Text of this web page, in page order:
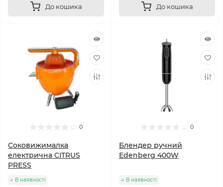
До кошика До кошика
0
Соковижималка
електрична CITRUS
PRESS
В наявності
0
Блендер ручний
Edenberg 400W
В наявності